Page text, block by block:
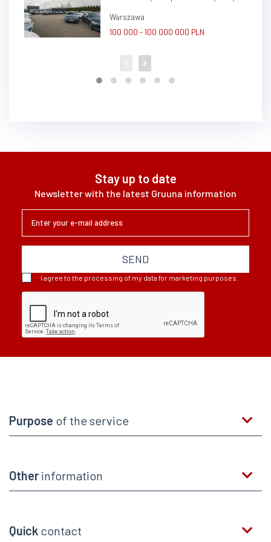
Warszawa
100 000 - 100 000 000 PLN
Stay up to date
Newsletter with the latest Gruuna information
SEND
I agree to the processing of my data for marketing purposes.
Purpose of the service
Other information
Quick contact